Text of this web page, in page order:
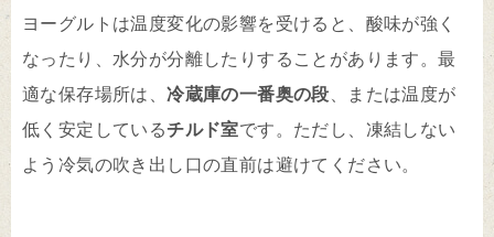
ヨーグルトは温度変化の影響を受けると、酸味が強く
なったり、水分が分離したりすることがあります。最
適な保存場所は、冷蔵庫の一番奥の段、または温度が
低く安定しているチルド室です。ただし、凍結しない
よう冷気の吹き出し口の直前は避けてください。